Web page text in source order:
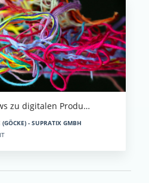
zu digitalen Produ…
(GÖCKE) - SUPRATIX GMBH